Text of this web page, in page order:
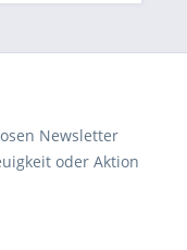
Newsletter
oder Aktion